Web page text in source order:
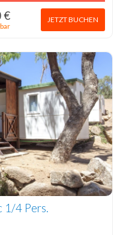
€ JETZT BUCHEN
1/4 Pers.